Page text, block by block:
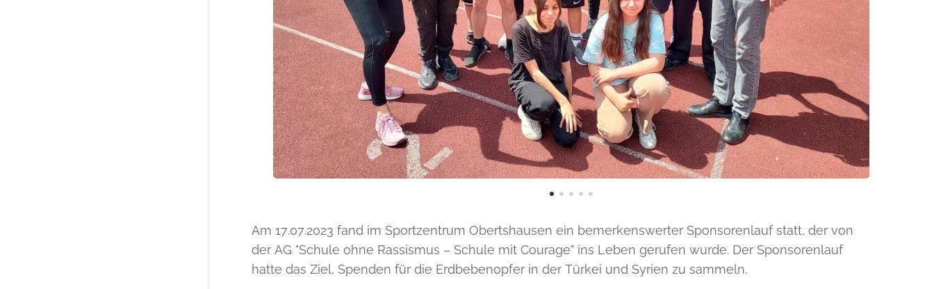
Am 17.07.2023 fand im Sportzentrum Obertshausen ein bemerkenswerter Sponsorenlauf statt, der von
der AG "Schule ohne Rassismus – Schule mit Courage" ins Leben gerufen wurde. Der Sponsorenlauf
hatte das Ziel, Spenden für die Erdbebenopfer in der Türkei und Syrien zu sammeln.